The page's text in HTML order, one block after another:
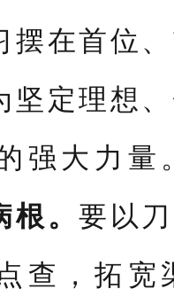
摆在首位
坚定理想
强大力量
根。要以
查，拓宽